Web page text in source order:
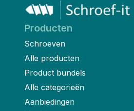
Producten
Schroeven
Alle producten
Product bundels
Alle categorieën
Aanbiedingen